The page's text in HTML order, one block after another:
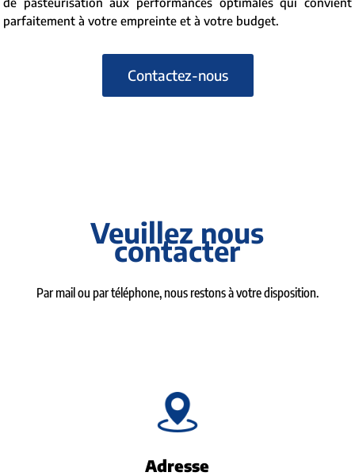
parfaitement à votre empreinte et à votre budget.
Contactez-nous
Veuillez nous
contacter
Par mail ou par téléphone, nous restons à votre disposition.
Adresse